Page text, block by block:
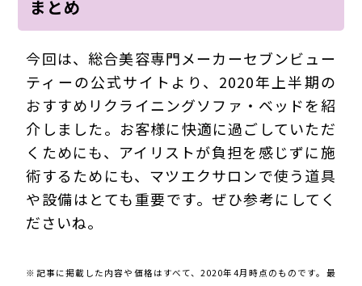
まとめ
今回は、総合美容専門メーカーセブンビュー
ティーの公式サイトより、2020年上半期の
おすすめリクライニングソファ・ベッドを紹
介しました。お客様に快適に過ごしていただ
くためにも、アイリストが負担を感じずに施
術するためにも、マツエクサロンで使う道具
や設備はとても重要です。ぜひ参考にしてく
ださいね。
※記事に掲載した内容や価格はすべて、2020年4月時点のものです。最